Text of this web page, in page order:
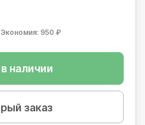
Экономия: 950 ₽
наличии
заказ